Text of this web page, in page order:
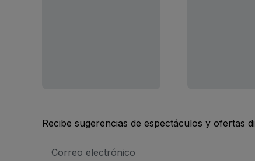
Recibe sugerencias de espectáculos y ofertas
de